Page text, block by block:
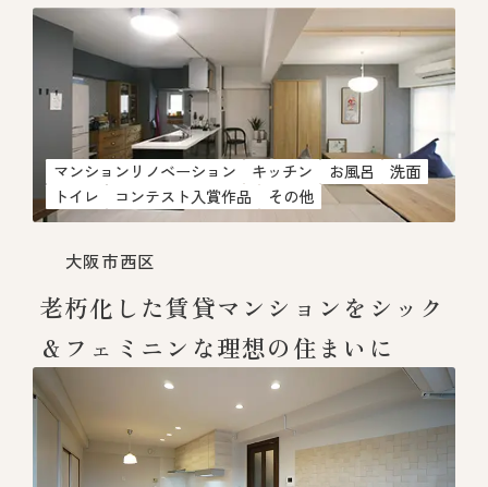
マンションリノベーション キッチン お風呂
洗面
トイレ
コンテスト入賞作品 その他
大阪市西区
老朽化した賃貸マンションをシック
＆フェミニンな理想の住まいに